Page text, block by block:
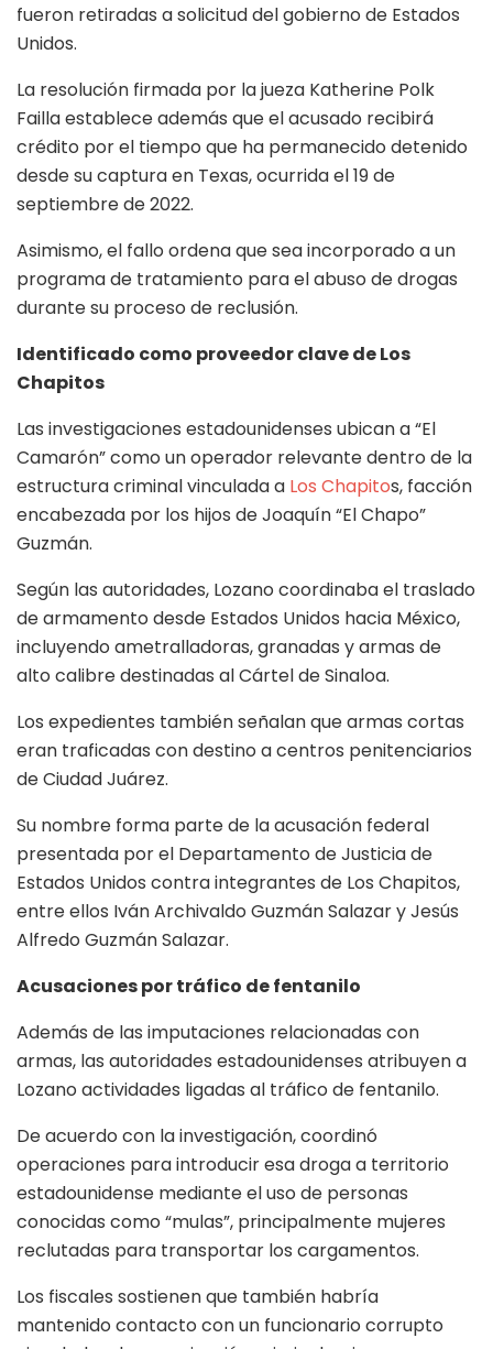
fueron retiradas a solicitud del gobierno de Estados
Unidos.
La resolución firmada por la jueza Katherine Polk
Failla establece además que el acusado recibirá
crédito por el tiempo que ha permanecido detenido
desde su captura en Texas, ocurrida el 19 de
septiembre de 2022.
Asimismo, el fallo ordena que sea incorporado a un
programa de tratamiento para el abuso de drogas
durante su proceso de reclusión.
Identificado como proveedor clave de Los
Chapitos
Las investigaciones estadounidenses ubican a “El
Camarón” como un operador relevante dentro de la
estructura criminal vinculada a Los Chapitos, facción
encabezada por los hijos de Joaquín “El Chapo”
Guzmán.
Según las autoridades, Lozano coordinaba el traslado
de armamento desde Estados Unidos hacia México,
incluyendo ametralladoras, granadas y armas de
alto calibre destinadas al Cártel de Sinaloa.
Los expedientes también señalan que armas cortas
eran traficadas con destino a centros penitenciarios
de Ciudad Juárez.
Su nombre forma parte de la acusación federal
presentada por el Departamento de Justicia de
Estados Unidos contra integrantes de Los Chapitos,
entre ellos Iván Archivaldo Guzmán Salazar y Jesús
Alfredo Guzmán Salazar.
Acusaciones por tráfico de fentanilo
Además de las imputaciones relacionadas con
armas, las autoridades estadounidenses atribuyen a
Lozano actividades ligadas al tráfico de fentanilo.
De acuerdo con la investigación, coordinó
operaciones para introducir esa droga a territorio
estadounidense mediante el uso de personas
conocidas como “mulas”, principalmente mujeres
reclutadas para transportar los cargamentos.
Los fiscales sostienen que también habría
mantenido contacto con un funcionario corrupto